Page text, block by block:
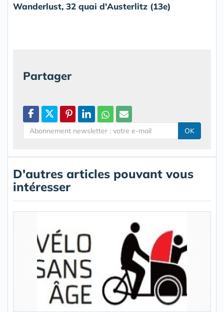
Wanderlust, 32 quai d'Austerlitz (13e)
Partager
OK
D'autres articles pouvant vous
intéresser